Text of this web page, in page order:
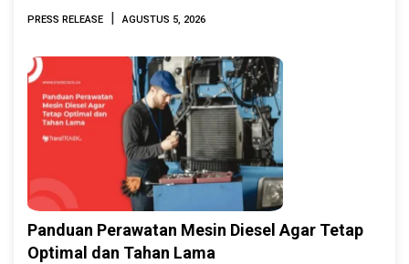
Indonesia Marine & Offshore Expo (IMOX)
PRESS RELEASE | AGUSTUS 5, 2026
Panduan Perawatan Mesin Diesel Agar Tetap
Optimal dan Tahan Lama